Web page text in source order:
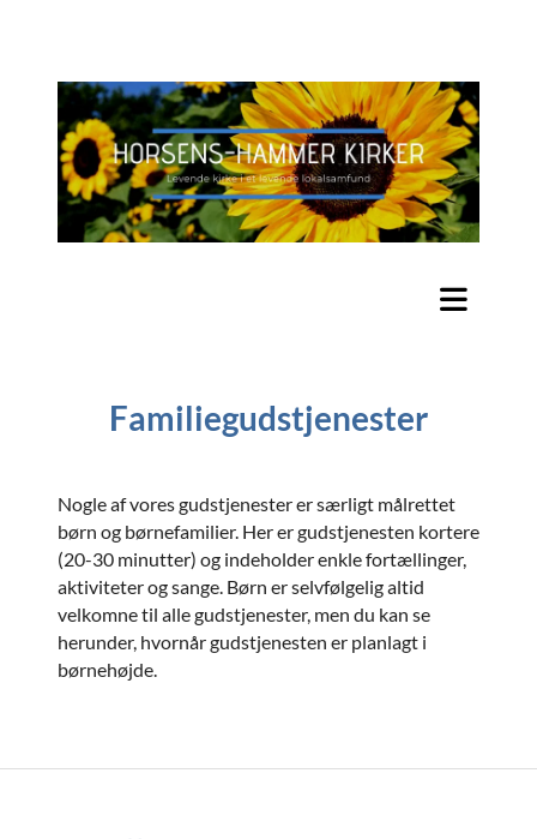
Familiegudstjenester
Nogle af vores gudstjenester er særligt målrettet
børn og børnefamilier. Her er gudstjenesten kortere
(20-30 minutter) og indeholder enkle fortællinger,
aktiviteter og sange. Børn er selvfølgelig altid
velkomne til alle gudstjenester, men du kan se
herunder, hvornår gudstjenesten er planlagt i
børnehøjde.